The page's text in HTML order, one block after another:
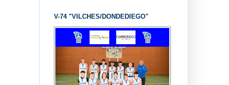
V-74 "VILCHES/DONDEDIEGO"